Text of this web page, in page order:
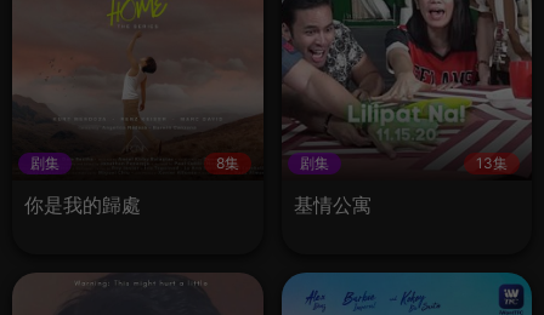
剧集 8集
你是我的歸處
剧集 13集
基情公寓